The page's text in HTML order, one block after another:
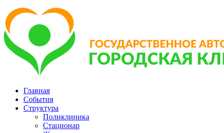
Главная
События
Структура
Поликлиника
Стационар